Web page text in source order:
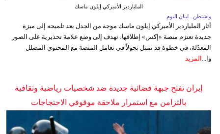
الملياردير الأميركي إيلون ماسك
واشنطن ـ لبنان اليوم
أثار الملياردير الأميركي إيلون ماسك موجة من الجدل بعد تلميحه إلى ميزة
جديدة تعتزم منصة «إكس» إطلاقها، تهدف إلى وضع علامة تحذيرية على الصور
المعدّلة، في خطوة قد تمثل تحولاً في تعامل المنصة مع المحتوى المضلل
وا... المزيد
إيران تفتح جبهة قضائية جديدة ضد شخصيات رياضية وثقافية
بالتزامن مع استمرار ملاحقة موقوفي الاحتجاجات